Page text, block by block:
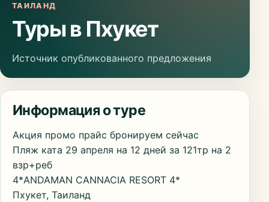
ТАИЛАНД
Туры в Пхукет
Источник опубликованного предложения
Информация о туре
Акция промо прайс бронируем сейчас
Пляж ката 29 апреля на 12 дней за 121тр на 2
взр+реб
4*ANDAMAN CANNACIA RESORT 4*
Пхукет, Таиланд